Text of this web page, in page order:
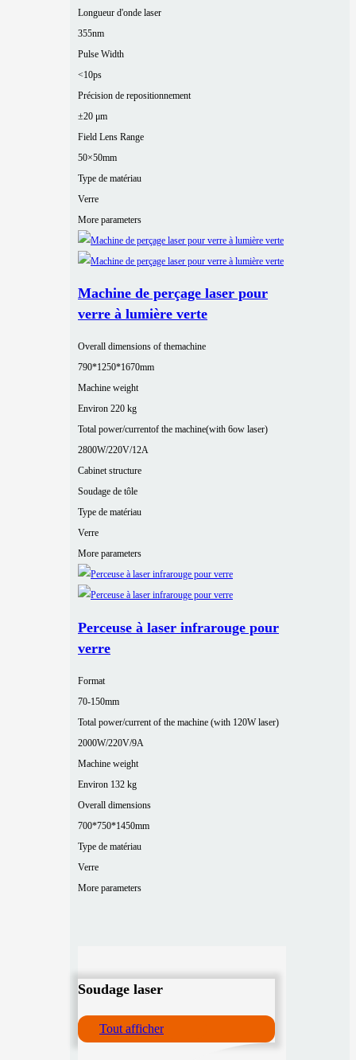
Longueur d'onde laser
355nm
Pulse Width
<10ps
Précision de repositionnement
±20 μm
Field Lens Range
50×50mm
Type de matériau
Verre
More parameters
Machine de perçage laser pour
verre à lumière verte
Overall dimensions of themachine
790*1250*1670mm
Machine weight
Environ 220 kg
Total power/currentof the machine(with 6ow laser)
2800W/220V/12A
Cabinet structure
Soudage de tôle
Type de matériau
Verre
More parameters
Perceuse à laser infrarouge pour
verre
Format
70-150mm
Total power/current of the machine (with 120W laser)
2000W/220V/9A
Machine weight
Environ 132 kg
Overall dimensions
700*750*1450mm
Type de matériau
Verre
More parameters
Soudage laser
Tout afficher